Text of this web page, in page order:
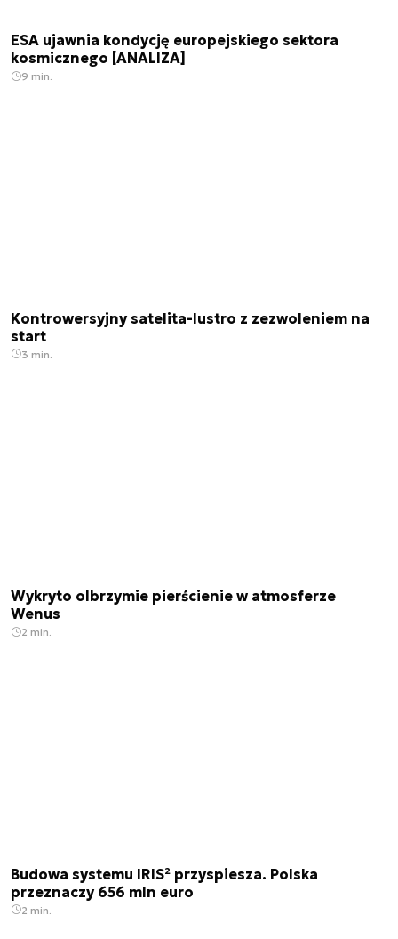
ESA ujawnia kondycję europejskiego sektora
kosmicznego [ANALIZA]
9 min.
Kontrowersyjny satelita-lustro z zezwoleniem na
start
3 min.
Wykryto olbrzymie pierścienie w atmosferze
Wenus
2 min.
Budowa systemu IRIS² przyspiesza. Polska
przeznaczy 656 mln euro
2 min.